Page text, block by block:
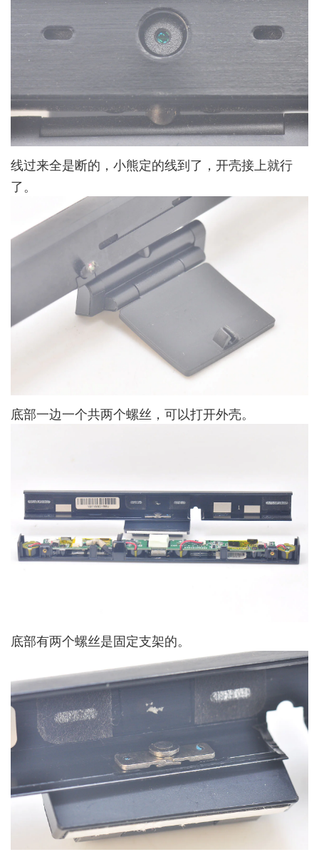
线过来全是断的，小熊定的线到了，开壳接上就行
了。
底部一边一个共两个螺丝，可以打开外壳。
底部有两个螺丝是固定支架的。